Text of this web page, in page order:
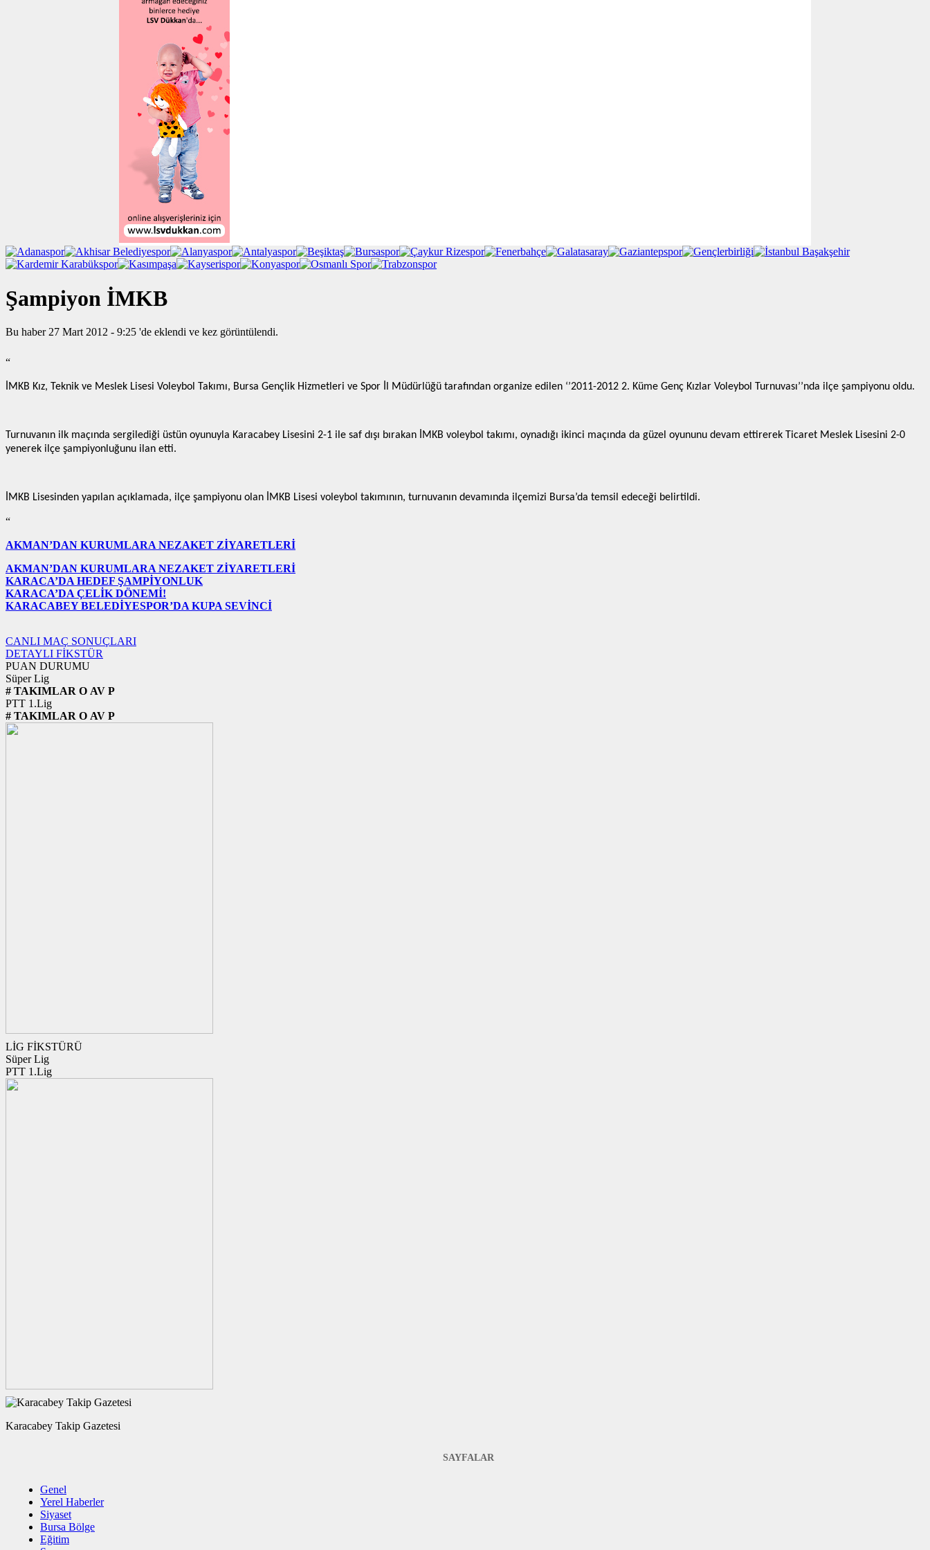
Şampiyon İMKB
Bu haber 27 Mart 2012 - 9:25 'de eklendi ve kez görüntülendi.
“
İMKB Kız, Teknik ve Meslek Lisesi Voleybol Takımı, Bursa Gençlik Hizmetleri ve Spor İl Müdürlüğü tarafından organize edilen ‘’2011-2012 2. Küme Genç Kızlar Voleybol Turnuvası’’nda ilçe şampiyonu oldu.
Turnuvanın ilk maçında sergilediği üstün oyunuyla Karacabey Lisesini 2-1 ile saf dışı bırakan İMKB voleybol takımı, oynadığı ikinci maçında da güzel oyununu devam ettirerek Ticaret Meslek Lisesini 2-0
yenerek ilçe şampiyonluğunu ilan etti.
İMKB Lisesinden yapılan açıklamada, ilçe şampiyonu olan İMKB Lisesi voleybol takımının, turnuvanın devamında ilçemizi Bursa’da temsil edeceği belirtildi.
“
AKMAN’DAN KURUMLARA NEZAKET ZİYARETLERİ
AKMAN’DAN KURUMLARA NEZAKET ZİYARETLERİ
KARACA’DA HEDEF ŞAMPİYONLUK
KARACA’DA ÇELİK DÖNEMİ!
KARACABEY BELEDİYESPOR’DA KUPA SEVİNCİ
CANLI MAÇ SONUÇLARI
DETAYLI FİKSTÜR
PUAN DURUMU
Süper Lig
# TAKIMLAR O AV P
PTT 1.Lig
# TAKIMLAR O AV P
LİG FİKSTÜRÜ
Süper Lig
PTT 1.Lig
Karacabey Takip Gazetesi
SAYFALAR
Genel
Yerel Haberler
Siyaset
Bursa Bölge
Eğitim